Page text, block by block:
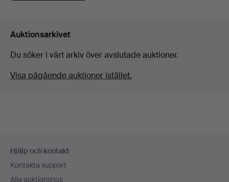
Auktionsarkivet
Du söker i vårt arkiv över avslutade auktioner.
Visa pågående auktioner istället.
Hjälp och kontakt
Kontakta support
Alla auktionshus